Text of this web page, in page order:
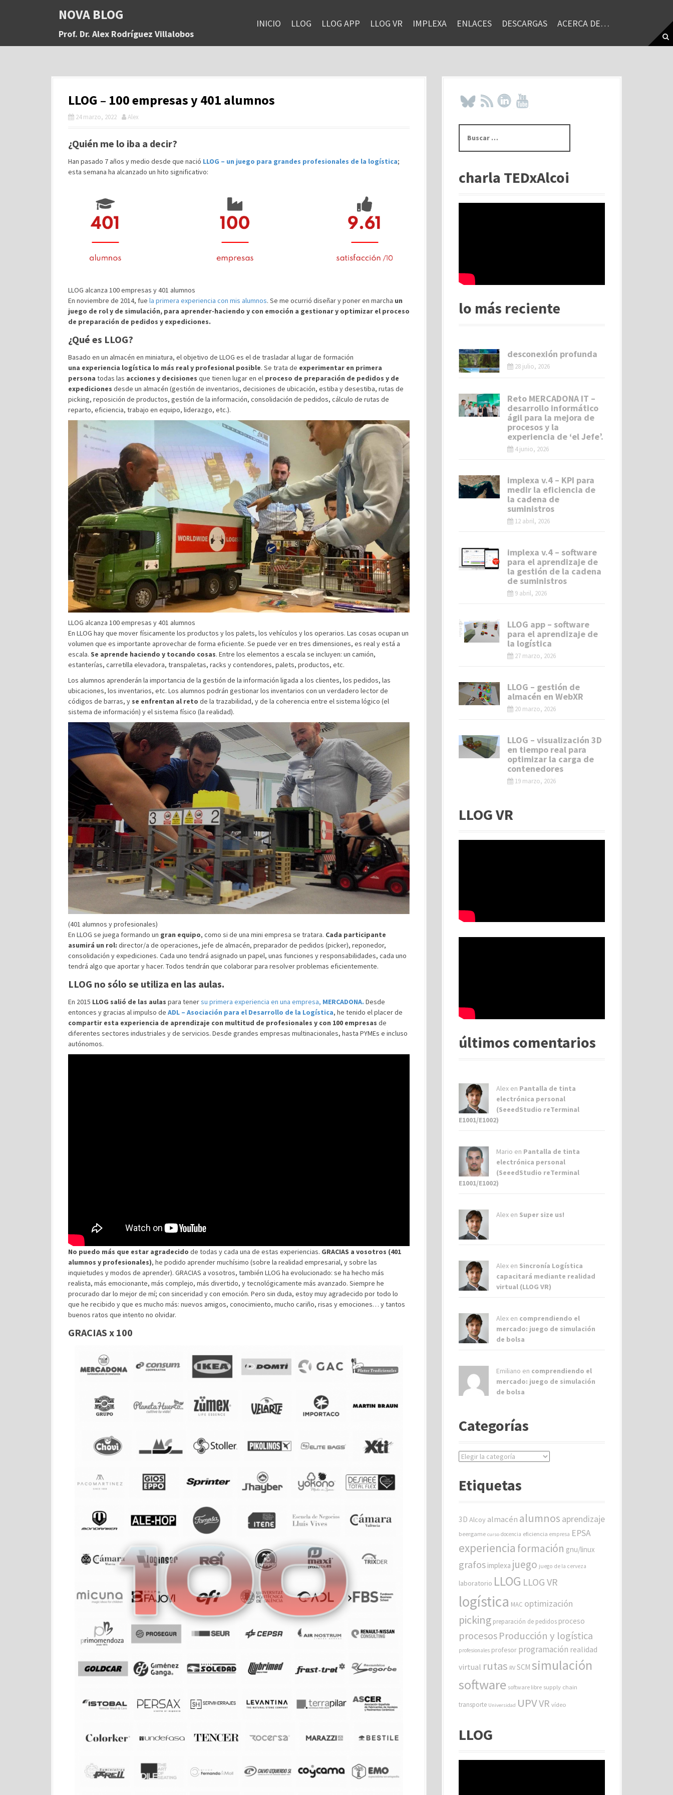
a
NOVA BLOG
Prof. Dr. Alex Rodríguez Villalobos
INICIO LLOG LLOG APP LLOG VR IMPLEXA ENLACES DESCARGAS ACERCA DE…
LLOG – 100 empresas y 401 alumnos
24 marzo, 2022 Alex
¿Quién me lo iba a decir?
Han pasado 7 años y medio desde que nació LLOG – un juego para grandes profesionales de la logística;
esta semana ha alcanzado un hito significativo:
LLOG alcanza 100 empresas y 401 alumnos
En noviembre de 2014, fue la primera experiencia con mis alumnos. Se me ocurrió diseñar y poner en marcha un
juego de rol y de simulación, para aprender-haciendo y con emoción a gestionar y optimizar el proceso
de preparación de pedidos y expediciones.
¿Qué es LLOG?
Basado en un almacén en miniatura, el objetivo de LLOG es el de trasladar al lugar de formación
una experiencia logística lo más real y profesional posible. Se trata de experimentar en primera
persona todas las acciones y decisiones que tienen lugar en el proceso de preparación de pedidos y de
expediciones desde un almacén (gestión de inventarios, decisiones de ubicación, estiba y desestiba, rutas de
picking, reposición de productos, gestión de la información, consolidación de pedidos, cálculo de rutas de
reparto, eficiencia, trabajo en equipo, liderazgo, etc.).
LLOG alcanza 100 empresas y 401 alumnos
En LLOG hay que mover físicamente los productos y los palets, los vehículos y los operarios. Las cosas ocupan un
volumen que es importante aprovechar de forma eficiente. Se puede ver en tres dimensiones, es real y está a
escala. Se aprende haciendo y tocando cosas. Entre los elementos a escala se incluyen: un camión,
estanterías, carretilla elevadora, transpaletas, racks y contendores, palets, productos, etc.
Los alumnos aprenderán la importancia de la gestión de la información ligada a los clientes, los pedidos, las
ubicaciones, los inventarios, etc. Los alumnos podrán gestionar los inventarios con un verdadero lector de
códigos de barras, y se enfrentan al reto de la trazabilidad, y de la coherencia entre el sistema lógico (el
sistema de información) y el sistema físico (la realidad).
(401 alumnos y profesionales)
En LLOG se juega formando un gran equipo, como si de una mini empresa se tratara. Cada participante
asumirá un rol: director/a de operaciones, jefe de almacén, preparador de pedidos (picker), reponedor,
consolidación y expediciones. Cada uno tendrá asignado un papel, unas funciones y responsabilidades, cada uno
tendrá algo que aportar y hacer. Todos tendrán que colaborar para resolver problemas eficientemente.
LLOG no sólo se utiliza en las aulas.
En 2015 LLOG salió de las aulas para tenersu primera experiencia en una empresa, MERCADONA. Desde
entonces y gracias al impulso de ADL – Asociación para el Desarrollo de la Logística, he tenido el placer de
compartir esta experiencia de aprendizaje con multitud de profesionales y con 100 empresas de
diferentes sectores industriales y de servicios. Desde grandes empresas multinacionales, hasta PYMEs e incluso
autónomos.
No puedo más que estar agradecido de todas y cada una de estas experiencias. GRACIAS a vosotros (401
alumnos y profesionales), he podido aprender muchísimo (sobre la realidad empresarial, y sobre las
inquietudes y modos de aprender). GRACIAS a vosotros, también LLOG ha evolucionado: se ha hecho más
realista, más emocionante, más complejo, más divertido, y tecnológicamente más avanzado. Siempre he
procurado dar lo mejor de mí; con sinceridad y con emoción. Pero sin duda, estoy muy agradecido por todo lo
que he recibido y que es mucho más: nuevos amigos, conocimiento, mucho cariño, risas y emociones… y tantos
buenos ratos que intento no olvidar.
GRACIAS x 100
s
rcharla TEDxAlcoi
lo más reciente
desconexión profunda
28 julio, 2026
Reto MERCADONA IT –
desarrollo informático
ágil para la mejora de
procesos y la
experiencia de ‘el Jefe’.
4 junio, 2026
implexa v.4 – KPI para
medir la eficiencia de
la cadena de
suministros
12 abril, 2026
implexa v.4 – software
para el aprendizaje de
la gestión de la cadena
de suministros
9 abril, 2026
LLOG app – software
para el aprendizaje de
la logística
27 marzo, 2026
LLOG – gestión de
almacén en WebXR
20 marzo, 2026
LLOG – visualización 3D
en tiempo real para
optimizar la carga de
contenedores
19 marzo, 2026
LLOG VR
últimos comentarios
Alex en Pantalla de tinta
electrónica personal
(SeeedStudio reTerminal
E1001/E1002)
Mario en Pantalla de tinta
electrónica personal
(SeeedStudio reTerminal
E1001/E1002)
Alex en Super size us!
Alex en Sincronía Logística
capacitará mediante realidad
virtual (LLOG VR)
Alex en comprendiendo el
mercado: juego de simulación
de bolsa
Emiliano en comprendiendo el
mercado: juego de simulación
de bolsa
Categorías
C
e
r
s
Etiquetas
3D Alcoy almacén alumnos aprendizaje
beergame curso docencia eficiencia empresa EPSA
experiencia formación gnu/linux
grafos implexa juego juego de la cerveza
laboratorio LLOG LLOG VR
logística MAC optimización
picking preparación de pedidos proceso
procesosProducción y logística
profesionales profesor programación realidad
virtual rutas RV SCM simulación
software software libre supply chain
transporte Universidad UPVVR vídeo
LLOG